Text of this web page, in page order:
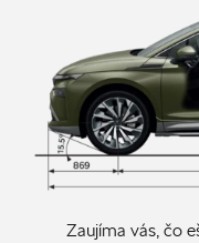
Zaujíma vás, čo